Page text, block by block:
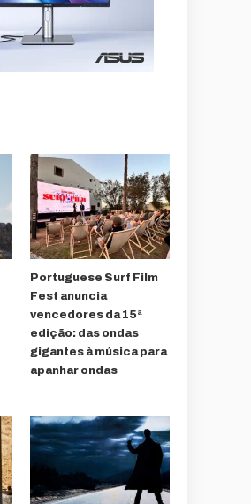
Portuguese Surf Film
Fest anuncia
vencedores da 15ª
edição: das ondas
gigantes à música para
apanhar ondas